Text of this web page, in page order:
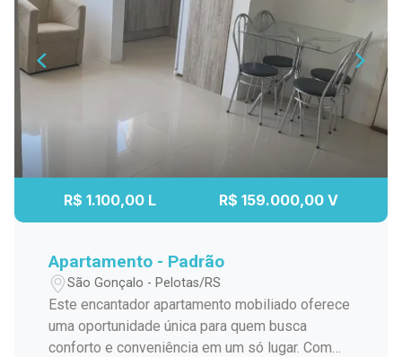
R$ 1.100,00 L R$ 159.000,00 V
Apartamento - Padrão
São Gonçalo - Pelotas/RS
Este encantador apartamento mobiliado oferece
uma oportunidade única para quem busca
conforto e conveniência em um só lugar. Com